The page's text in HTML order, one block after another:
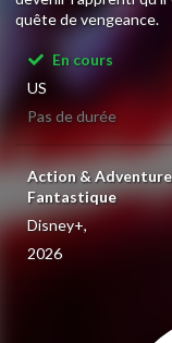
quête de vengeance.
En cours
US
Pas de durée
Action &
Fantastique
Disney+,
2026